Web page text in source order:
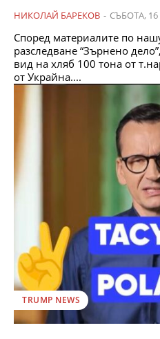
НИКОЛАЙ БАРЕКОВ - СЪБОТА,
Според материалите по
разследване “Зърнено
вид на хляб 100 тона от
от Украйна....
TRUMP NEWS